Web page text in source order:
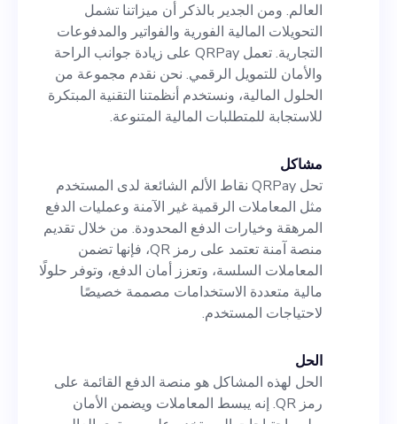
العالم. ومن الجدير بالذكر أن ميزاتنا تشمل
التحويلات المالية الفورية والفواتير والمدفوعات
التجارية. تعمل QRPay على زيادة جوانب الراحة
والأمان للتمويل الرقمي. نحن نقدم مجموعة من
الحلول المالية، ونستخدم أنظمتنا التقنية المبتكرة
للاستجابة للمتطلبات المالية المتنوعة.
مشاكل
تحل QRPay نقاط الألم الشائعة لدى المستخدم
مثل المعاملات الرقمية غير الآمنة وعمليات الدفع
المرهقة وخيارات الدفع المحدودة. من خلال تقديم
منصة آمنة تعتمد على رمز QR، فإنها تضمن
المعاملات السلسة، وتعزز أمان الدفع، وتوفر حلولًا
مالية متعددة الاستخدامات مصممة خصيصًا
لاحتياجات المستخدم.
الحل
الحل لهذه المشاكل هو منصة الدفع القائمة على
رمز QR. إنه يبسط المعاملات ويضمن الأمان